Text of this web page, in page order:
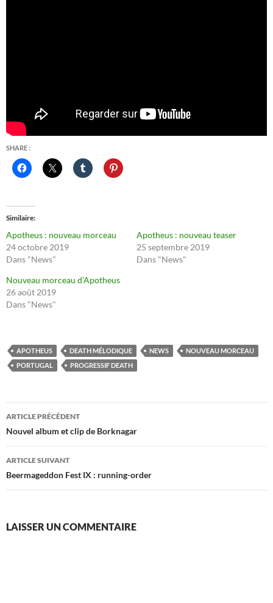
SHARE :
Similaire
Apotheus : nouveau morceau
24 octobre 2019
Dans "News"
Apotheus : nouveau teaser
25 septembre 2019
Dans "News"
Nouveau morceau d’Apotheus
26 août 2019
Dans "News"
APOTHEUS DEATH MÉLODIQUE NEWS
NOUVEAU MORCEAU
PORTUGAL
PROGRESSIF DEATH
Navigation
des
articles
ARTICLE PRÉCÉDENT
Nouvel album et clip de Borknagar
ARTICLE SUIVANT
Beermageddon Fest IX : running-order
LAISSER UN COMMENTAIRE